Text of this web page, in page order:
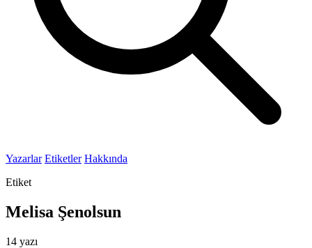
Yazarlar Etiketler Hakkında
Etiket
Melisa Şenolsun
14 yazı